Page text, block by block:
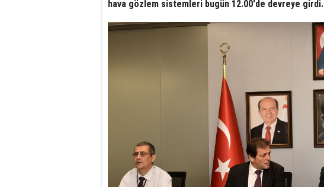
hava gözlem sistemleri bugün 12.00'de devreye girdi.